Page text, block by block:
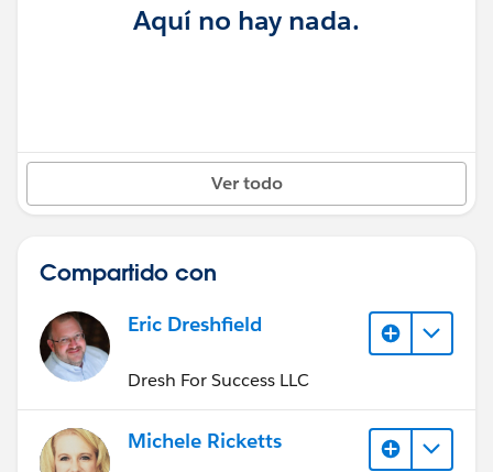
Aquí no hay nada.
Ver todo
Compartido con
Eric Dreshfield
Dresh For Success LLC
Michele Ricketts